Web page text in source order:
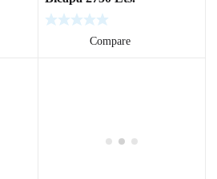
Compare